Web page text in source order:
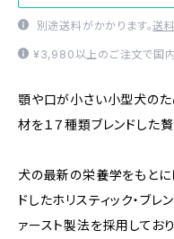
別途送料がかかります。送
¥3,980以上のご注文で国内
顎や口が小さい小型犬の
材を１７種類ブレンドした贅
犬の最新の栄養学をもとに
ドしたホリスティック・ブレ
ァースト製法を採用してお